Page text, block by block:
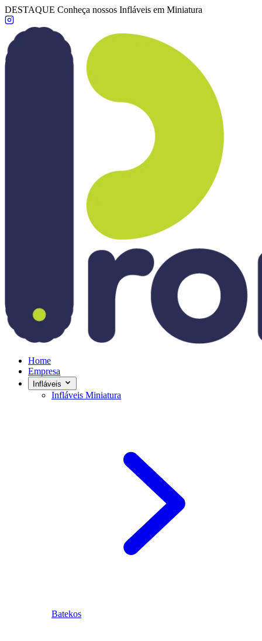
DESTAQUE Conheça nossos Infláveis em Miniatura
Home
Empresa
Infláveis
Infláveis Miniatura
Batekos